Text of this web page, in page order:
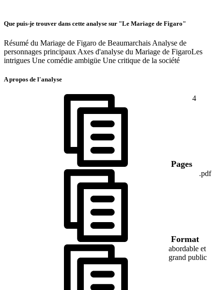
Que puis-je trouver dans cette analyse sur "Le Mariage de Figaro"
Résumé du Mariage de Figaro de Beaumarchais Analyse de
personnages principaux Axes d'analyse du Mariage de FigaroLes
intrigues Une comédie ambigüe Une critique de la société
A propos de l'analyse
Pages
4
Format
.pdf
abordable et
grand public